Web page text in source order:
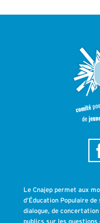
Le Cnajep permet aux
d’Éducation Populaire
dialogue, de
publics sur les questions